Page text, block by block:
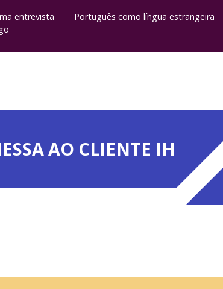
entrevista
Português como língua estrangeira
AO CLIENTE IH